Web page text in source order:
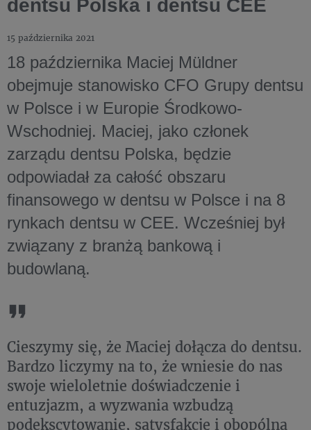
dentsu Polska i dentsu CEE
15 października 2021
18 października Maciej Müldner
obejmuje stanowisko CFO Grupy dentsu
w Polsce i w Europie Środkowo-
Wschodniej. Maciej, jako członek
zarządu dentsu Polska, będzie
odpowiadał za całość obszaru
finansowego w dentsu w Polsce i na 8
rynkach dentsu w CEE. Wcześniej był
związany z branżą bankową i
budowlaną.
Cieszymy się, że Maciej dołącza do dentsu.
Bardzo liczymy na to, że wniesie do nas
swoje wieloletnie doświadczenie i
entuzjazm, a wyzwania wzbudzą
podekscytowanie, satysfakcję i obopólną